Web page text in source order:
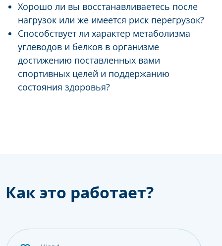
Хорошо ли вы восстанавливаетесь после
нагрузок или же имеется риск перегрузок?
Способствует ли характер метаболизма
углеводов и белков в организме
достижению поставленных вами
спортивных целей и поддержанию
состояния здоровья?
Как это работает?